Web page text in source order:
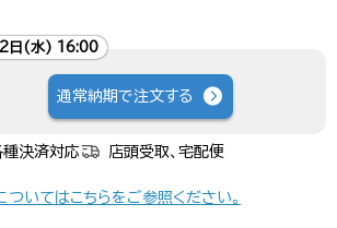
日(水) 16:00
通常納期で注文する
種決済対応 店頭受取、宅配便
ついてはこちらをご参照ください。